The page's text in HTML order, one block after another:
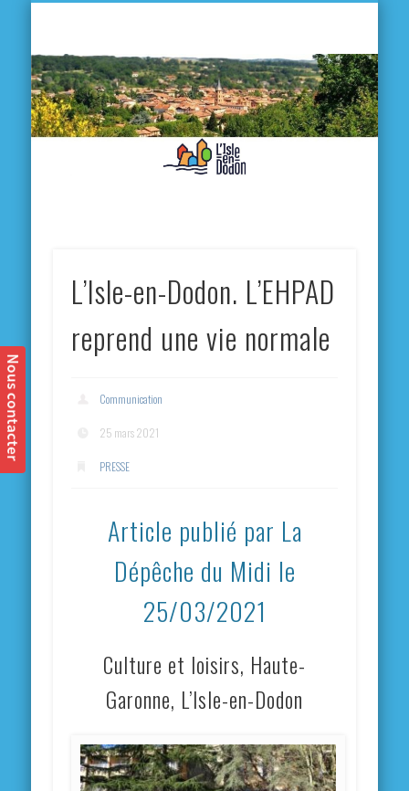
L’Isle-en-Dodon. L’EHPAD
reprend une vie normale
Communication
25 mars 2021
PRESSE
Article publié par La
Dépêche du Midi le
25/03/2021
Culture et loisirs, Haute-
Garonne, L’Isle-en-Dodon